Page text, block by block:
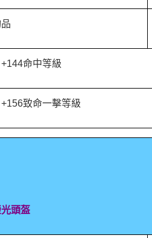
命中等級
致命一擊等級
頭盔